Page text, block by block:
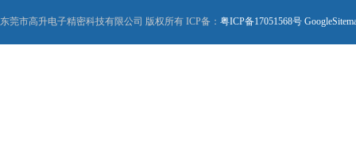
东莞市高升电子精密科技有限公司 版权所有 ICP备： 粤ICP备17051568号